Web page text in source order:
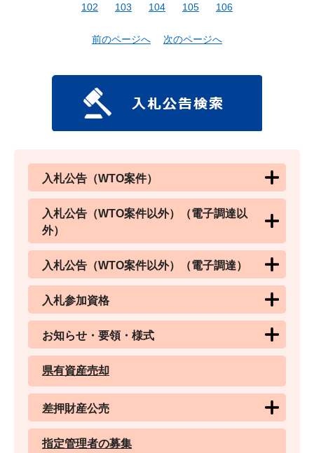
102
103 104 105 106
前のページへ 次のページへ
入札公告（WTO案件）
入札公告（WTO案件以外）（電子調達以
外）
入札公告（WTO案件以外）（電子調達）
入札参加資格
お知らせ・要領・様式
県有資産売却
差押財産公売
指定管理者の募集